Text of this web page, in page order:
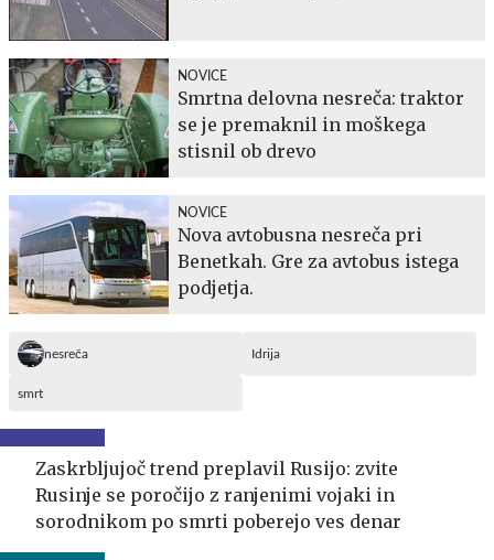
NOVICE
Smrtna delovna nesreča: traktor
se je premaknil in moškega
stisnil ob drevo
NOVICE
Nova avtobusna nesreča pri
Benetkah. Gre za avtobus istega
podjetja.
nesreča Idrija
smrt
Zaskrbljujoč trend preplavil Rusijo: zvite
Rusinje se poročijo z ranjenimi vojaki in
sorodnikom po smrti poberejo ves denar